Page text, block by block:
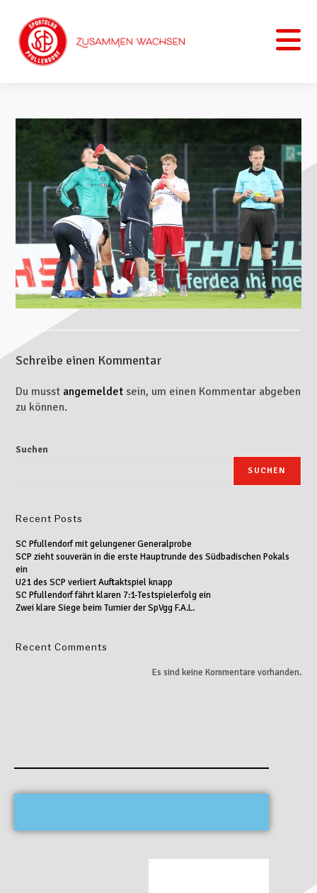
Schreibe einen Kommentar
Du musst angemeldet sein, um einen Kommentar abgeben
zu können.
Suchen
SUCHEN
Recent Posts
SC Pfullendorf mit gelungener Generalprobe
SCP zieht souverän in die erste Hauptrunde des Südbadischen Pokals
ein
U21 des SCP verliert Auftaktspiel knapp
SC Pfullendorf fährt klaren 7:1-Testspielerfolg ein
Zwei klare Siege beim Turnier der SpVgg F.A.L.
Recent Comments
Es sind keine Kommentare vorhanden.